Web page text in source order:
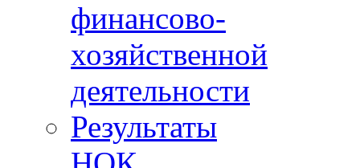
финансово-
хозяйственной
деятельности
Результаты